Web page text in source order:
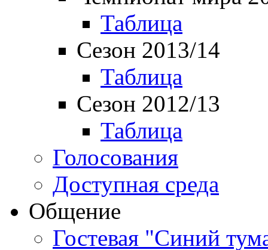
Таблица
Сезон 2013/14
Таблица
Сезон 2012/13
Таблица
Голосования
Доступная среда
Общение
Гостевая "Синий